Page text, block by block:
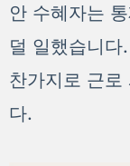
안 수혜자는
덜 일했습니
찬가지로 근로
다.